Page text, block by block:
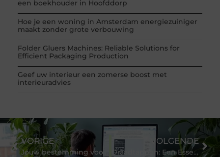
een boekhouder in Hoofddorp
Hoe je een woning in Amsterdam energiezuiniger
maakt zonder grote verbouwing
Folder Gluers Machines: Reliable Solutions for
Efficient Packaging Production
Geef uw interieur een zomerse boost met
interieuradvies
VORIGE VOLGENDE
Draadtappen: Een Essentiële Techniek in Metaalbewerking